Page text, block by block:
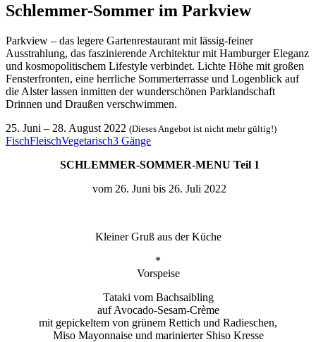
Schlemmer-Sommer im Parkview
Parkview – das legere Gartenrestaurant mit lässig-feiner
Ausstrahlung, das faszinierende Architektur mit Hamburger Eleganz
und kosmopolitischem Lifestyle verbindet. Lichte Höhe mit großen
Fensterfronten, eine herrliche Sommerterrasse und Logenblick auf
die Alster lassen inmitten der wunderschönen Parklandschaft
Drinnen und Draußen verschwimmen.
25. Juni – 28. August 2022 (Dieses Angebot ist nicht mehr gültig!)
FischFleischVegetarisch3 Gänge
SCHLEMMER-SOMMER-MENU Teil 1
vom 26. Juni bis 26. Juli 2022
Kleiner Gruß aus der Küche
*
Vorspeise
Tataki vom Bachsaibling
auf Avocado-Sesam-Crème
mit gepickeltem von grünem Rettich und Radieschen,
Miso Mayonnaise und marinierter Shiso Kresse